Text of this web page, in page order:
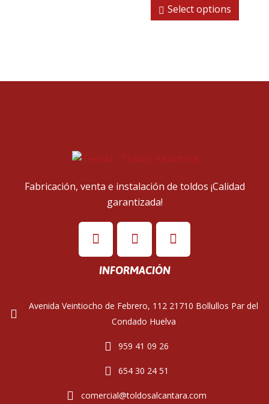
Select options
Fabricación, venta e instalación de toldos ¡Calidad
garantizada!
INFORMACIÓN
Avenida Veintiocho de Febrero, 112 21710 Bollullos Par del
Condado Huelva
959 41 09 26
654 30 24 51
comercial@toldosalcantara.com